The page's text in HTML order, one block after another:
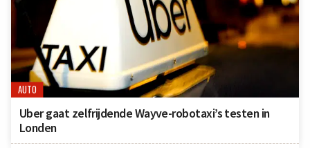
AUTO
Uber gaat zelfrijdende Wayve-robotaxi’s testen in
Londen